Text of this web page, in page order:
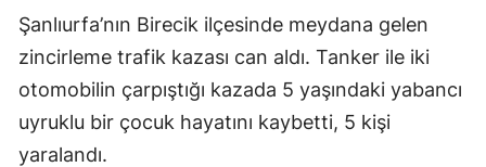
Şanlıurfa’nın Birecik ilçesinde meydana gelen
zincirleme trafik kazası can aldı. Tanker ile iki
otomobilin çarpıştığı kazada 5 yaşındaki yabancı
uyruklu bir çocuk hayatını kaybetti, 5 kişi
yaralandı.